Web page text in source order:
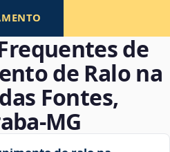
de
de Ralo na
Fontes,